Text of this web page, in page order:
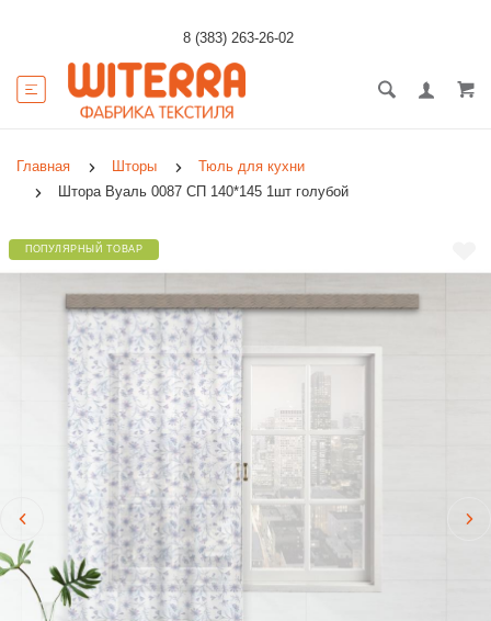
8 (383) 263-26-02
Главная Шторы
Тюль для кухни
Штора Вуаль 0087 СП 140*145 1шт голубой
ПОПУЛЯРНЫЙ ТОВАР